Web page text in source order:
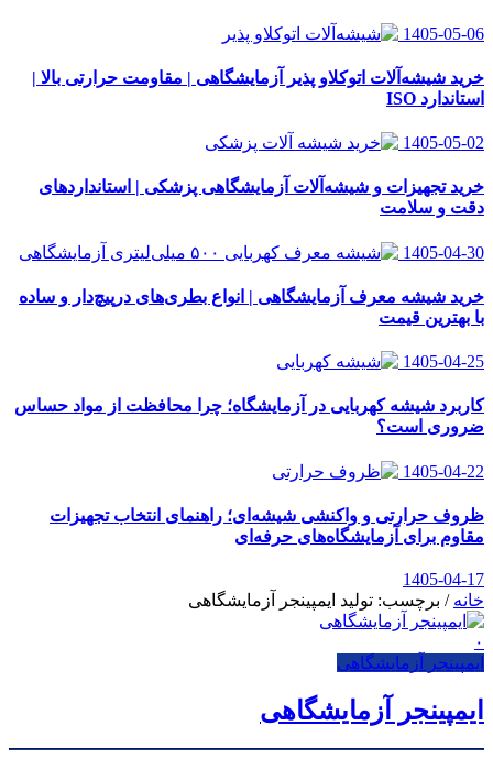
1405-05-06
خرید شیشه‌آلات اتوکلاو پذیر آزمایشگاهی | مقاومت حرارتی بالا |
استاندارد ISO
1405-05-02
خرید تجهیزات و شیشه‌آلات آزمایشگاهی پزشکی | استانداردهای
دقت و سلامت
1405-04-30
خرید شیشه معرف آزمایشگاهی | انواع بطری‌های در‌پیچ‌دار و ساده
با بهترین قیمت
1405-04-25
کاربرد شیشه کهربایی در آزمایشگاه؛ چرا محافظت از مواد حساس
ضروری است؟
1405-04-22
ظروف حرارتی و واکنشی شیشه‌ای؛ راهنمای انتخاب تجهیزات
مقاوم برای آزمایشگاه‌های حرفه‌ای
1405-04-17
خانه / برچسب: تولید ایمپینجر آزمایشگاهی
۰
ایمپینجر آزمایشگاهی
ایمپینجر آزمایشگاهی